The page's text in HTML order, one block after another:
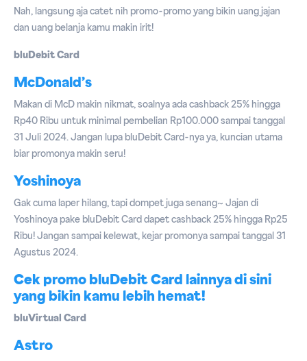
Nah, langsung aja catet nih promo-promo yang bikin uang jajan
dan uang belanja kamu makin irit!
bluDebit Card
McDonald’s
Makan di McD makin nikmat, soalnya ada cashback 25% hingga
Rp40 Ribu untuk minimal pembelian Rp100.000 sampai tanggal
31 Juli 2024. Jangan lupa bluDebit Card-nya ya, kuncian utama
biar promonya makin seru!
Yoshinoya
Gak cuma laper hilang, tapi dompet juga senang~ Jajan di
Yoshinoya pake bluDebit Card dapet cashback 25% hingga Rp25
Ribu! Jangan sampai kelewat, kejar promonya sampai tanggal 31
Agustus 2024.
Cek promo bluDebit Card lainnya di sini
yang bikin kamu lebih hemat!
bluVirtual Card
Astro